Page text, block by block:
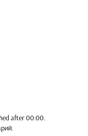
after00:00.